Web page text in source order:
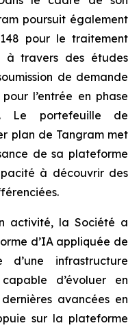
poursuit également
pour le traitement
à travers des études
de demande
l’entrée en phase
Le portefeuille de
plan de Tangram met
de sa plateforme
à découvrir des
activité, la Société a
d’IA appliquée de
d’une infrastructure
d’évoluer en
avancées en
sur la plateforme